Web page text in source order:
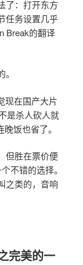
了：打开东方
任务设置几乎
Break的翻译
现在国产大片
是杀人砍人就
饭也省了。
但胜在票价便
不错的选择。
之类的，音响
完美的一